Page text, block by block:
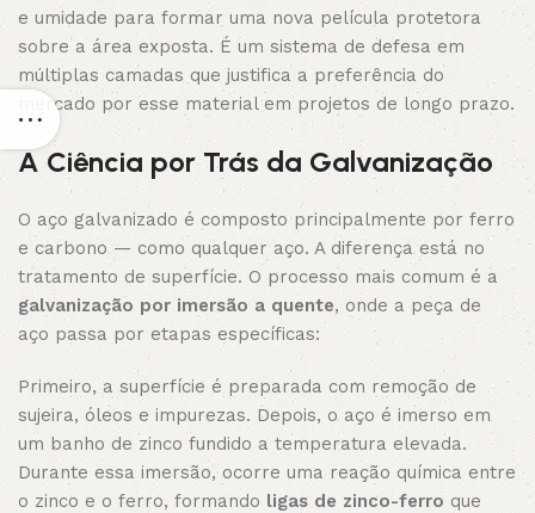
e umidade para formar uma nova película protetora
sobre a área exposta. É um sistema de defesa em
múltiplas camadas que justifica a preferência do
mercado por esse material em projetos de longo prazo.
A Ciência por Trás da Galvanização
O aço galvanizado é composto principalmente por ferro
e carbono — como qualquer aço. A diferença está no
tratamento de superfície. O processo mais comum é a
galvanização por imersão a quente, onde a peça de
aço passa por etapas específicas:
Primeiro, a superfície é preparada com remoção de
sujeira, óleos e impurezas. Depois, o aço é imerso em
um banho de zinco fundido a temperatura elevada.
Durante essa imersão, ocorre uma reação química entre
o zinco e o ferro, formandoligas de zinco-ferro que